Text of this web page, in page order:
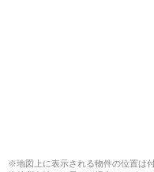
※地図上に表示される物件の位置は